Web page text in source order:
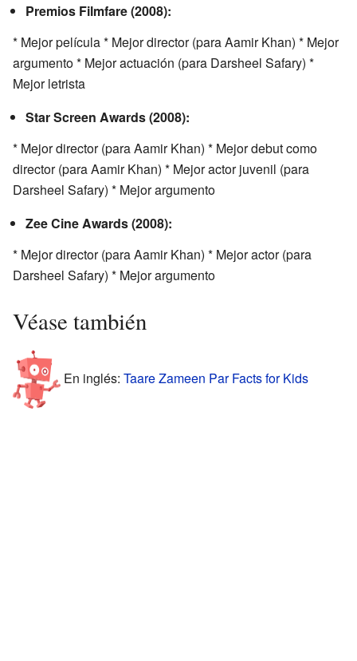
Premios Filmfare (2008):
* Mejor película * Mejor director (para Aamir Khan) * Mejor
argumento * Mejor actuación (para Darsheel Safary) *
Mejor letrista
Star Screen Awards (2008):
* Mejor director (para Aamir Khan) * Mejor debut como
director (para Aamir Khan) * Mejor actor juvenil (para
Darsheel Safary) * Mejor argumento
Zee Cine Awards (2008):
* Mejor director (para Aamir Khan) * Mejor actor (para
Darsheel Safary) * Mejor argumento
Véase también
En inglés: Taare Zameen Par Facts for Kids